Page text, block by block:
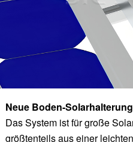
Neue Boden-
Das System ist für große
größtenteils aus einer